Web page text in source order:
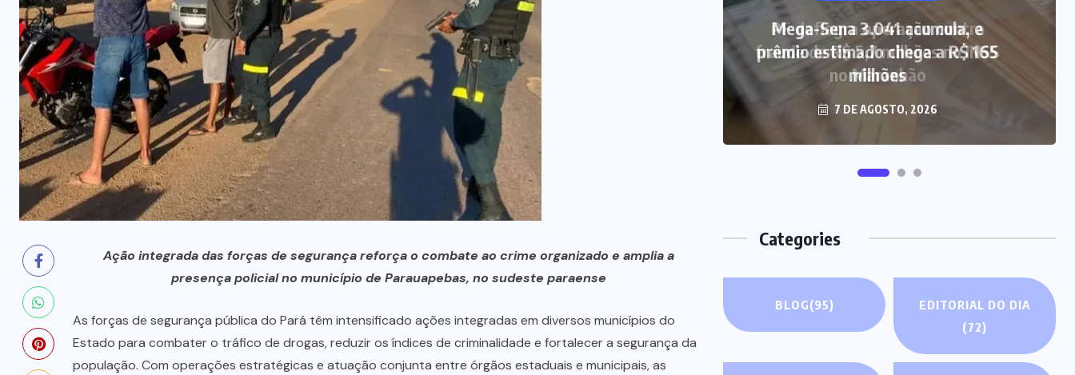
Ação integrada das forças de segurança reforça o combate ao crime organizado e amplia a
presença policial no município de Parauapebas, no sudeste paraense
As forças de segurança pública do Pará têm intensificado ações integradas em diversos municípios do
Estado para combater o tráfico de drogas, reduzir os índices de criminalidade e fortalecer a segurança da
população. Com operações estratégicas e atuação conjunta entre órgãos estaduais e municipais, as
Mulher joga drogas no vaso
sanitário; polícia apreende 3 kg e
prende mãe e filho
7 DE AGOSTO, 2026
PF deflagra operação contra
fraude de R$ 5,7 milhões no INSS
no Maranhão
7 DE AGOSTO, 2026
Mega-Sena 3.041 acumula, e
prêmio estimado chega a R$ 165
milhões
7 DE AGOSTO, 2026
Categories
BLOG(95)
EDITORIAL DO DIA
(72)